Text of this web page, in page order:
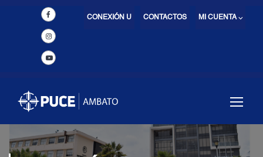
MI CUENTA ⌵
CONTACTOS
CONEXIÓN U